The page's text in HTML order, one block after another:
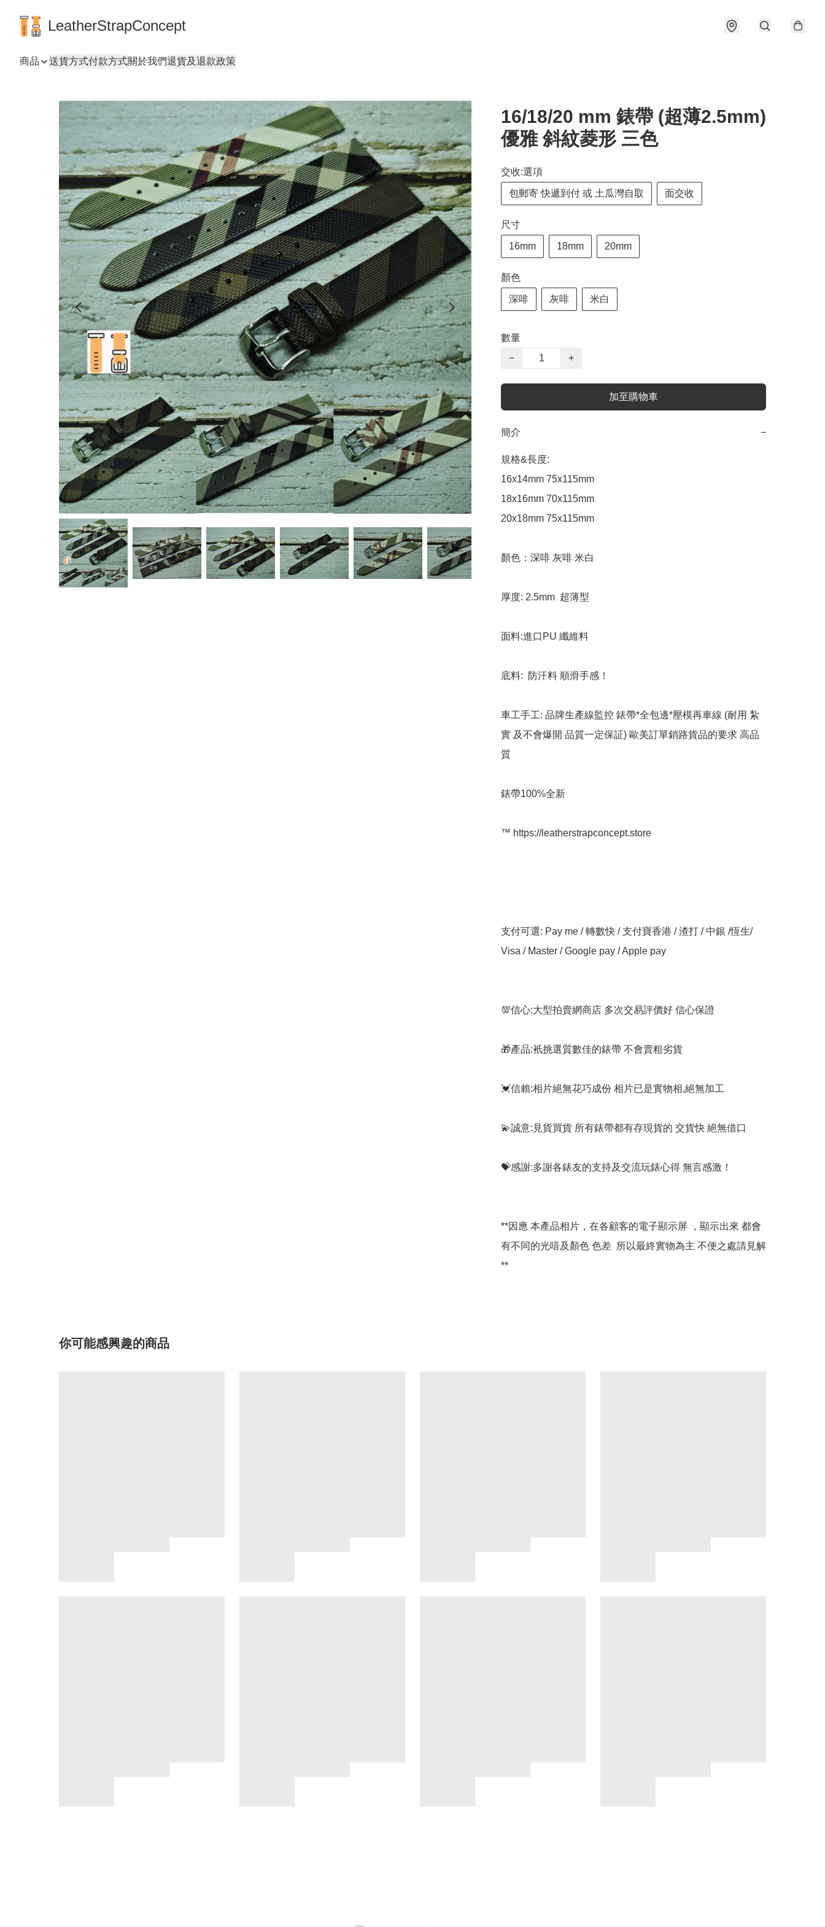
LeatherStrapConcept
商品 送貨方式付款方式關於我們退貨及退款政策
16/18/20 mm 錶帶 (超薄2.5mm)
優雅 斜紋菱形 三色
交收:選項
包郵寄 快遞到付 或 土瓜灣自取 面交收
尺寸
16mm 18mm 20mm
顏色
深啡 灰啡 米白
數量
−
+
加至購物車
簡介 −
規格&長度:
16x14mm 75x115mm
18x16mm 70x115mm
20x18mm 75x115mm
顏色：深啡 灰啡 米白
厚度: 2.5mm  超薄型
面料:進口PU 纖維料
底料:  防汗料 順滑手感！
車工手工: 品牌生產線監控 錶帶*全包邊*壓模再車線 (耐用 紮
實 及不會爆開 品質一定保証) 歐美訂單銷路貨品的要求 高品
質
錶帶100%全新
™️ https://leatherstrapconcept.store
支付可選: Pay me / 轉數快 / 支付寶香港 / 渣打 / 中銀 /恆生/
Visa / Master / Google pay / Apple pay
💯信心:大型拍賣網商店 多次交易評價好 信心保證
🎁產品:衹挑選質數佳的錶帶 不會賣粗劣貨
💓信賴:相片絕無花巧成份 相片已是實物相,絕無加工
💫誠意:見貨買貨 所有錶帶都有存現貨的 交貨快 絕無借口
💝感謝:多謝各錶友的支持及交流玩錶心得 無言感激！
**因應 本產品相片，在各顧客的電子顯示屏 ，顯示出來 都會
有不同的光喑及顏色 色差  所以最終實物為主 不便之處請見解
你可能感興趣的商品